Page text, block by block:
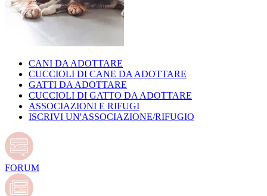
CANI DA ADOTTARE
CUCCIOLI DI CANE DA ADOTTARE
GATTI DA ADOTTARE
CUCCIOLI DI GATTO DA ADOTTARE
ASSOCIAZIONI E RIFUGI
ISCRIVI UN'ASSOCIAZIONE/RIFUGIO
FORUM